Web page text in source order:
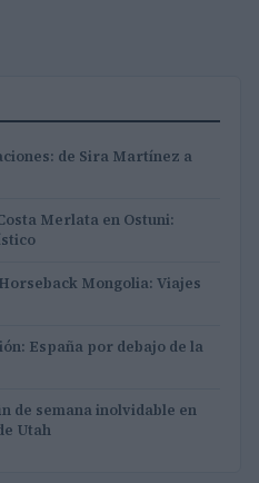
de Sira Martínez a
Merlata en Ostuni:
Mongolia: Viajes
España por debajo de la
de semana inolvidable en
Utah